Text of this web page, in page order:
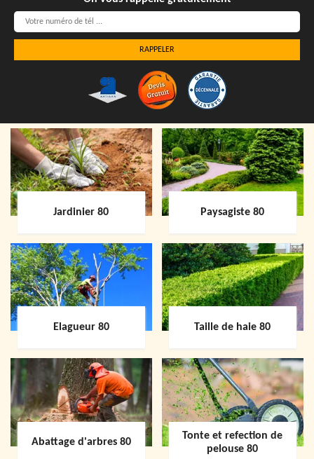
Jardinier 80 Paysagiste 80
Elagueur 80 Taille de haie 80
Abattage d'arbres 80
Tonte et refection de
pelouse 80